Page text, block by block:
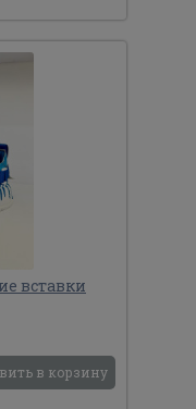
вставки
в корзину